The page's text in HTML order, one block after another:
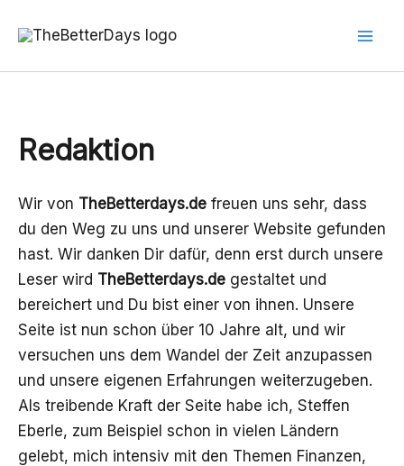
Inhalt
Redaktion
Wir von TheBetterdays.de freuen uns sehr, dass
du den Weg zu uns und unserer Website gefunden
hast. Wir danken Dir dafür, denn erst durch unsere
Leser wird TheBetterdays.de gestaltet und
bereichert und Du bist einer von ihnen. Unsere
Seite ist nun schon über 10 Jahre alt, und wir
versuchen uns dem Wandel der Zeit anzupassen
und unsere eigenen Erfahrungen weiterzugeben.
Als treibende Kraft der Seite habe ich, Steffen
Eberle, zum Beispiel schon in vielen Ländern
gelebt, mich intensiv mit den Themen Finanzen,